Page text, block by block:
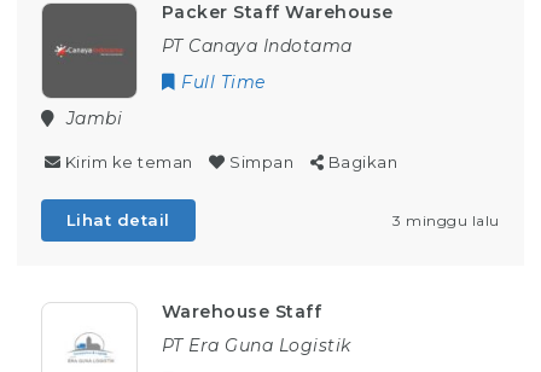
Packer Staff Warehouse
PT Canaya Indotama
Full Time
Jambi
Kirim ke teman Simpan Bagikan
Lihat detail 3 minggu lalu
Warehouse Staff
PT Era Guna Logistik